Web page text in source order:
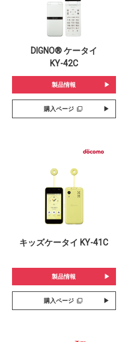
DIGNO® ケータイ
KY-42C
製品情報
購入ページ
キッズケータイ KY-41C
製品情報
購入ページ